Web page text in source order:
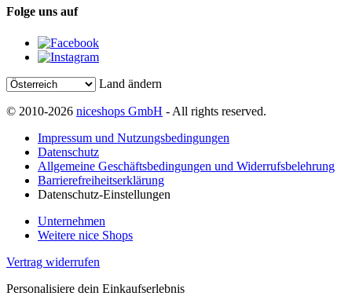
Folge uns auf
Land ändern
© 2010-2026 niceshops GmbH - All rights reserved.
Impressum und Nutzungsbedingungen
Datenschutz
Allgemeine Geschäftsbedingungen und Widerrufsbelehrung
Barrierefreiheitserklärung
Datenschutz-Einstellungen
Unternehmen
Weitere nice Shops
Vertrag widerrufen
Personalisiere dein Einkaufserlebnis